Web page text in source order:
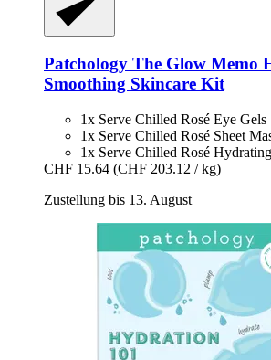
Patchology The Glow Memo
Smoothing Skincare Kit
1x Serve Chilled Rosé Eye Gels
1x Serve Chilled Rosé Sheet
1x Serve Chilled Rosé
CHF 15.64 (CHF 203.12 / kg)
Zustellung bis 13. August